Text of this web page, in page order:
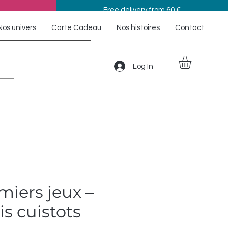
Free delivery from 60 €
univers Carte Cadeau Nos histoires Contact
Log In
jeux –
cuistots